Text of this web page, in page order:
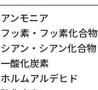
アンモニア
フッ素・フッ素化合物
シアン・シアン化合物
一酸化炭素
ホルムアルデヒド